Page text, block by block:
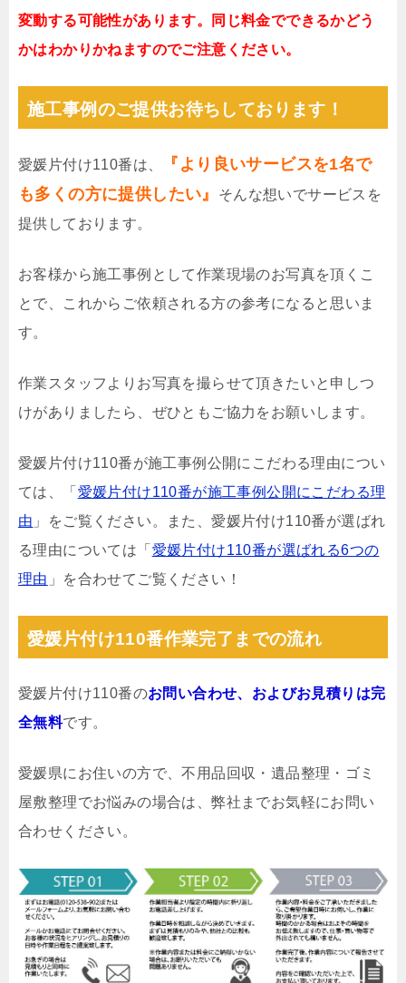
変動する可能性があります。同じ料金でできるかどう
かはわかりかねますのでご注意ください。
施工事例のご提供お待ちしております！
愛媛片付け110番は、
『より良いサービスを1名で
も多くの方に提供したい』
そんな想いでサービスを
提供しております。
お客様から施工事例として作業現場のお写真を頂くこ
とで、これからご依頼される方の参考になると思いま
す。
作業スタッフよりお写真を撮らせて頂きたいと申しつ
けがありましたら、ぜひともご協力をお願いします。
愛媛片付け110番が施工事例公開にこだわる理由につい
ては、「 愛媛片付け110番が施工事例公開にこだわる理
由 」をご覧ください。また、愛媛片付け110番が選ばれ
る理由については「 愛媛片付け110番が選ばれる6つの
理由 」を合わせてご覧ください！
愛媛片付け110番作業完了までの流れ
愛媛片付け110番のお問い合わせ、およびお見積りは完
全無料です。
愛媛県にお住いの方で、不用品回収・遺品整理・ゴミ
屋敷整理でお悩みの場合は、弊社までお気軽にお問い
合わせください。